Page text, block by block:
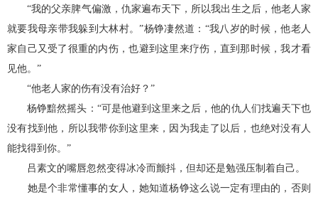
“我的父亲脾气偏激，仇家遍布天下，所以我出生之后，他老人家
就要我母亲带我躲到大林村。”杨铮凄然道：“我八岁的时候，他老人
家自己又受了很重的内伤，也避到这里来疗伤，直到那时候，我才看
见他。”
“他老人家的伤有没有治好？”
杨铮黯然摇头：“可是他避到这里来之后，他的仇人们找遍天下也
没有找到他，所以我带你到这里来，因为我走了以后，也绝对没有人
能找得到你。”
吕素文的嘴唇忽然变得冰冷而颤抖，但却还是勉强压制着自己。
她是个非常懂事的女人，她知道杨铮这么说一定有理由的，否则